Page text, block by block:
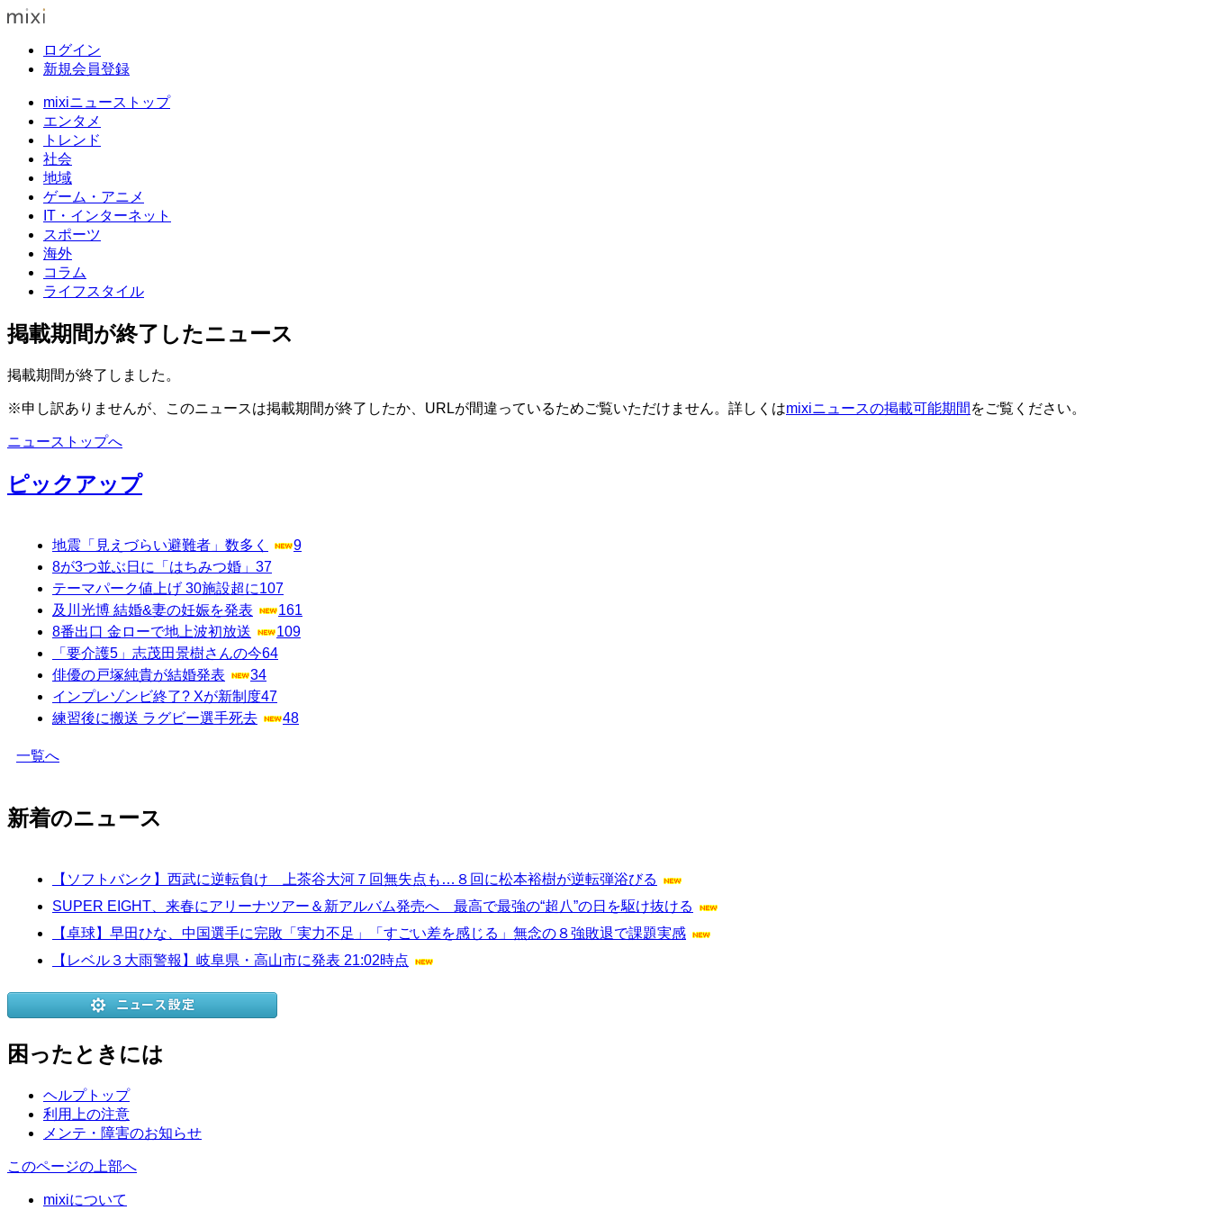
ログイン
新規会員登録
mixiニューストップ
エンタメ
トレンド
社会
地域
ゲーム・アニメ
IT・インターネット
スポーツ
海外
コラム
ライフスタイル
掲載期間が終了したニュース
掲載期間が終了しました。
※申し訳ありませんが、このニュースは掲載期間が終了したか、URLが間違っているためご覧いただけません。詳しくはmixiニュースの掲載可能期間 をご覧ください。
ニューストップへ
ピックアップ
地震「見えづらい避難者」数多く
9
8が3つ並ぶ日に「はちみつ婚」 37
テーマパーク値上げ 30施設超に107
及川光博 結婚&妻の妊娠を発表
161
8番出口 金ローで地上波初放送
109
「要介護5」志茂田景樹さんの今64
俳優の戸塚純貴が結婚発表
34
インプレゾンビ終了? Xが新制度47
練習後に搬送 ラグビー選手死去
48
一覧へ
新着のニュース
【ソフトバンク】西武に逆転負け 上茶谷大河７回無失点も…８回に松本裕樹が逆転弾浴びる
SUPER EIGHT、来春にアリーナツアー＆新アルバム発売へ 最高で最強の“超八”の日を駆け抜ける
【卓球】早田ひな、中国選手に完敗「実力不足」「すごい差を感じる」無念の８強敗退で課題実感
【レベル３大雨警報】岐阜県・高山市に発表 21:02時点
困ったときには
ヘルプトップ
利用上の注意
メンテ・障害のお知らせ
このページの上部へ
mixiについて